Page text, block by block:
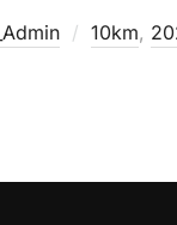
10km,